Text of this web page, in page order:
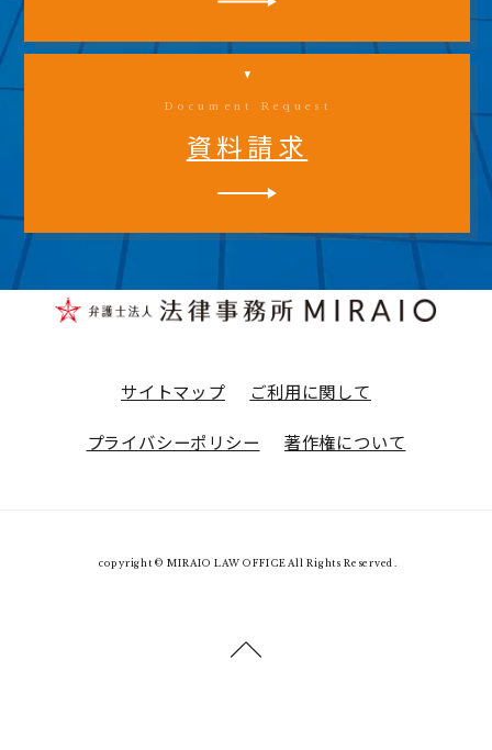
Document Request
資料請求
サイトマップ ご利用に関して
プライバシーポリシー 著作権について
copyright © MIRAIO LAW OFFICE All Rights Reserved.